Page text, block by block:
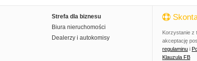
Strefa dla biznesu
Biura nieruchomości
Dealerzy i autokomisy
Korzystanie z
akceptację
regulaminu i
Klauzula FB